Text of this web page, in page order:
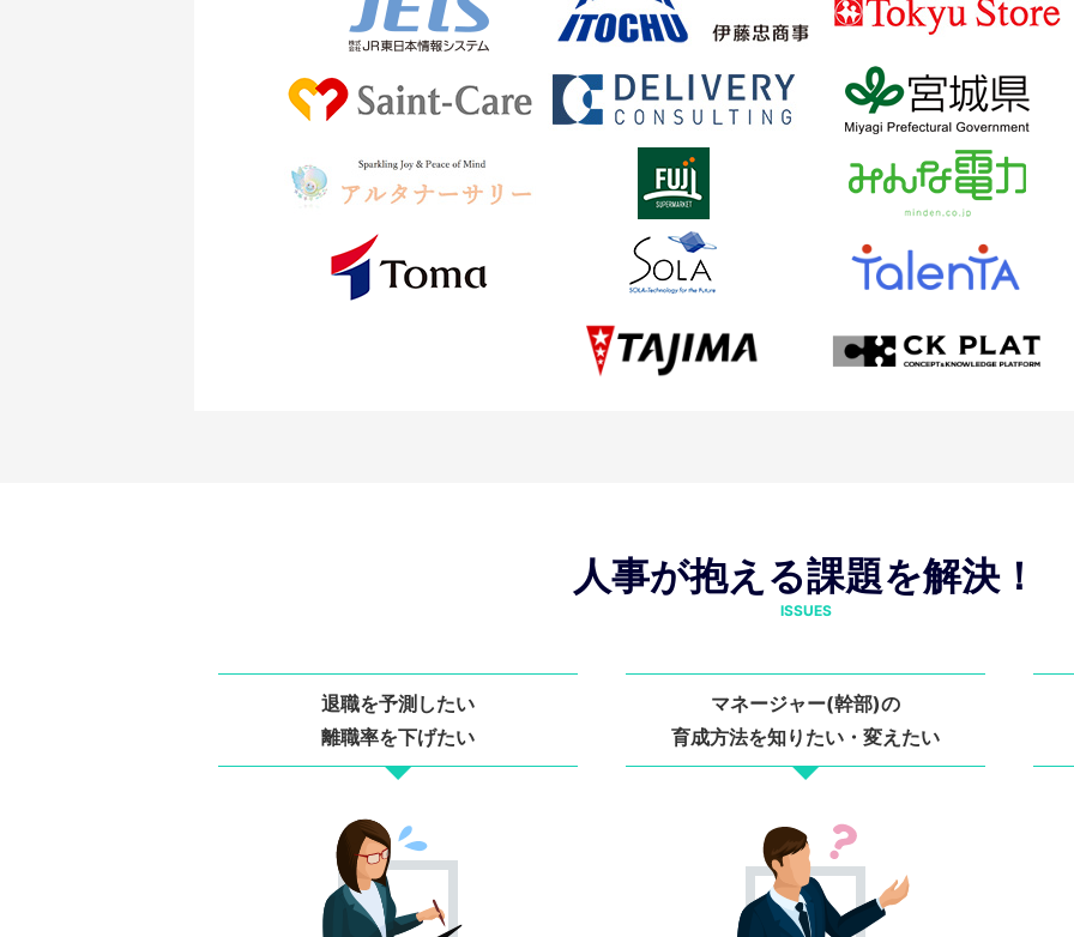
人事が抱える課題を解決！
ISSUES
退職を予測したい
離職率を下げたい
マネージャー(幹部)の
育成方法を知りたい・変えたい